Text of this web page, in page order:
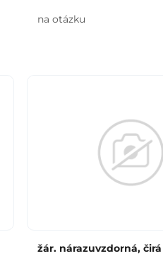
na otázku
žár. nárazuvzdorná, čirá